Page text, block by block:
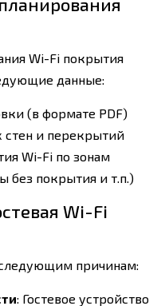
Wi-Fi покрытия
данные:
(в формате PDF)
стен и перекрытий
Wi-Fi по зонам
без покрытия и т.п.)
Wi-Fi
следующим причинам:
: Гостевое устройство